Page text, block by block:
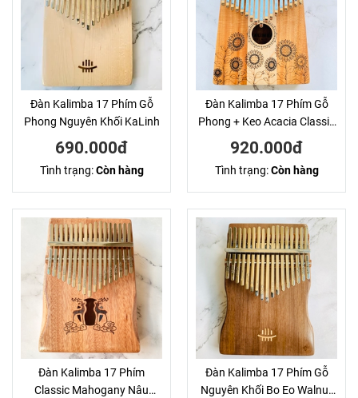
Đàn Kalimba 17 Phím Gỗ
Phong Nguyên Khối KaLinh
690.000đ
Tình trạng:Còn hàng
Đàn Kalimba 17 Phím Gỗ
Phong + Keo Acacia Classic
KaLinh
920.000đ
Tình trạng:Còn hàng
Đàn Kalimba 17 Phím
Classic Mahogany Nâu
Đàn Kalimba 17 Phím Gỗ
Nguyên Khối Bo Eo Walnut